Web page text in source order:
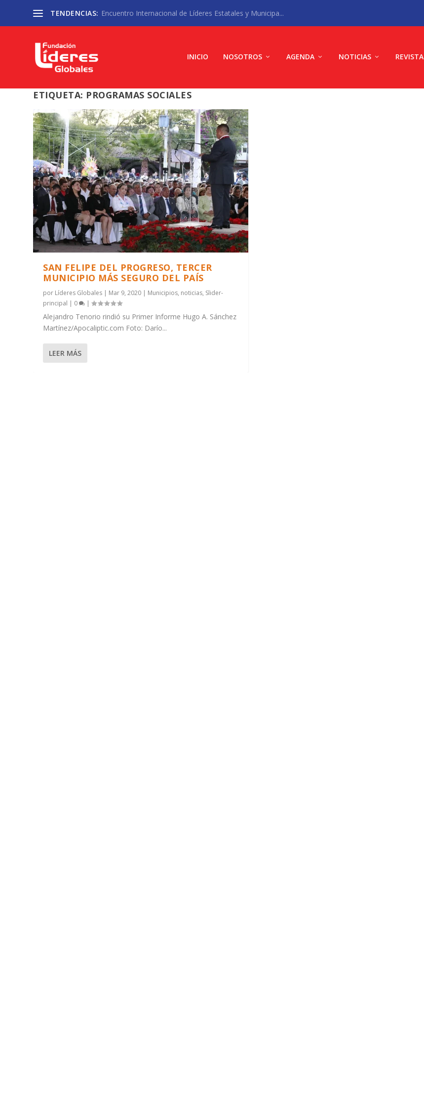
TENDENCIAS: Encuentro Internacional de Líderes Estatales y Municipa...
INICIO NOSOTROS AGENDA NOTICIAS REVISTA
ETIQUETA: PROGRAMAS SOCIALES
SAN FELIPE DEL PROGRESO, TERCER
MUNICIPIO MÁS SEGURO DEL PAÍS
por Líderes Globales | Mar 9, 2020 | Municipios, noticias, Slider-
principal | 0 |
Alejandro Tenorio rindió su Primer Informe Hugo A. Sánchez
Martínez/Apocaliptic.com Foto: Darío...
LEER MÁS